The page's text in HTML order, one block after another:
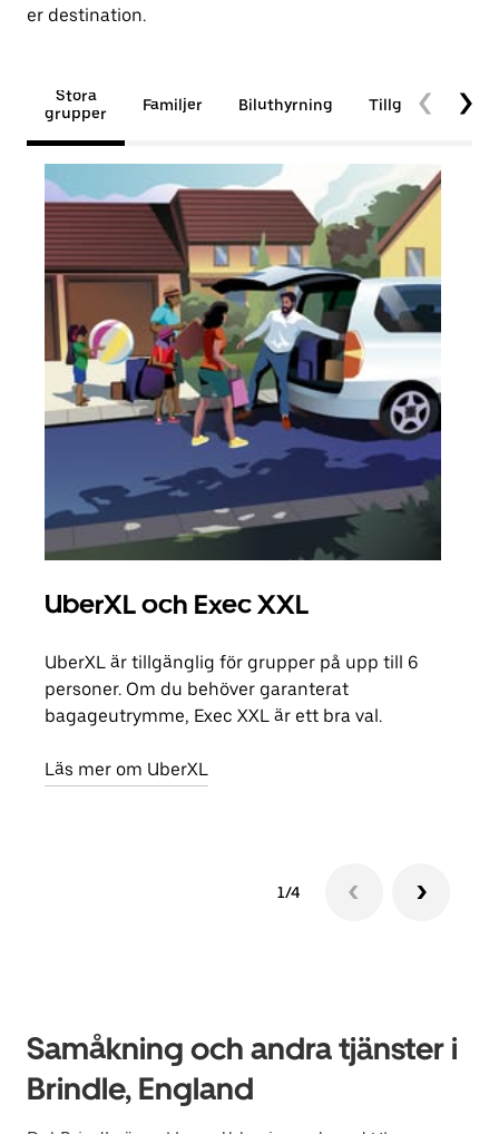
er destination.
Stora
grupper
Familjer Biluthyrning Tillgänglighet
UberXL och Exec XXL
UberXL är tillgänglig för grupper på upp till 6
personer. Om du behöver garanterat
bagageutrymme, Exec XXL är ett bra val.
Läs mer om UberXL
1/4
Samåkning och andra tjänster i
Brindle, England